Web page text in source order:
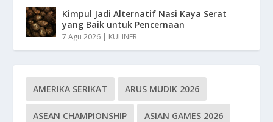
Kimpul Jadi Alternatif Nasi Kaya Serat
yang Baik untuk Pencernaan
7 Agu 2026 | KULINER
AMERIKA SERIKAT ARUS MUDIK 2026
ASEAN CHAMPIONSHIP ASIAN GAMES 2026